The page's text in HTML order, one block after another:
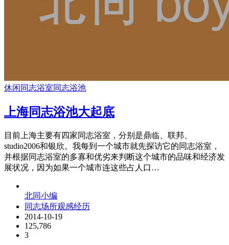
休闲 同志浴室同志浴池
上海同志浴池大起底
目前上海主要有四家同志浴室，分别是鼎临、联邦、
studio2006和银欣。我每到一个城市就先探访它的同志浴室，
并根据同志浴室的多寡和优劣来判断这个城市的品味和经济发
展状况，因为如果一个城市连这些占人口…
北同小编
同志场所观感经历
2014-10-19
125,786
3